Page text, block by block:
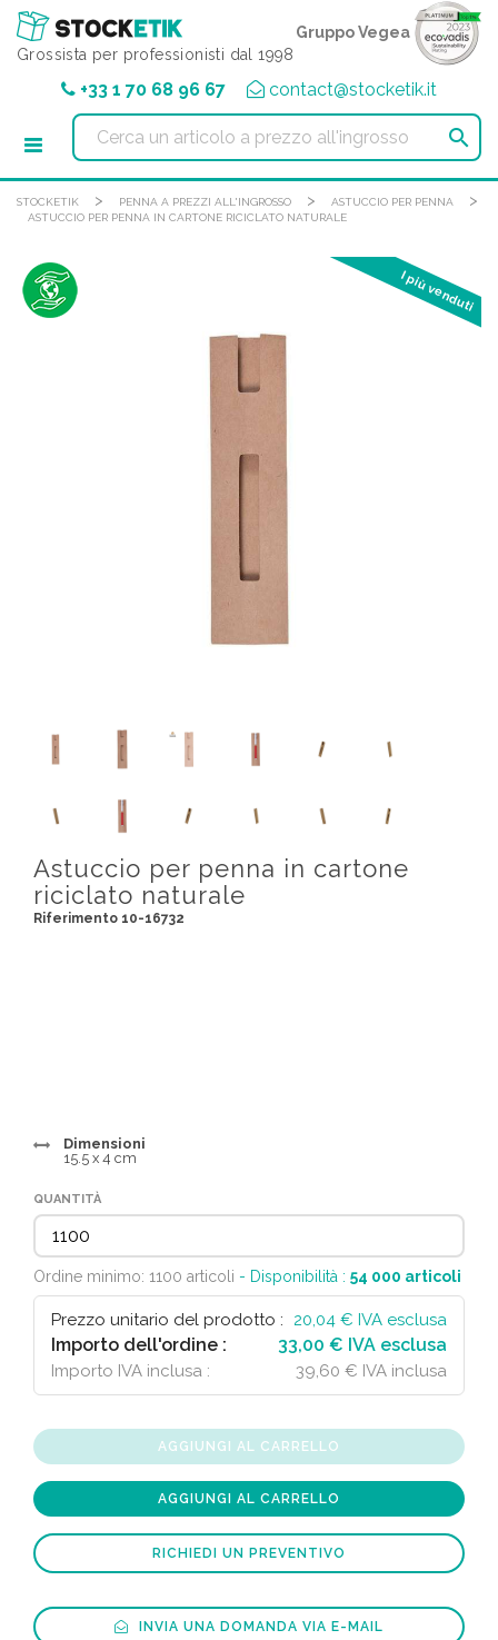
Grossista per professionisti dal 1998
Gruppo Vegea
+33 1 70 68 96 67 contact@stocketik.it

STOCKETIK > PENNA A PREZZI ALL'INGROSSO > ASTUCCIO PER PENNA >
ASTUCCIO PER PENNA IN CARTONE RICICLATO NATURALE
I più venduti
Astuccio per penna in cartone
riciclato naturale
Riferimento 10-16732
Dimensioni
15.5 x 4 cm
QUANTITÀ
Ordine minimo: 1100 articoli - Disponibilità : 54 000 articoli
Prezzo unitario del prodotto : 20,04 € IVA esclusa
Importo dell'ordine : 33,00 € IVA esclusa
Importo IVA inclusa : 39,60 € IVA inclusa
AGGIUNGI AL CARRELLO
AGGIUNGI AL CARRELLO
RICHIEDI UN PREVENTIVO
INVIA UNA DOMANDA VIA E-MAIL
Pannello di gestione dei cookies